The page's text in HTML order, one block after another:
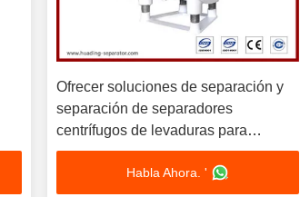
Ofrecer soluciones de separación y
separación de separadores
centrífugos de levaduras para
operaciones de acabado de residuos
alimentarios y masas con fácil
Habla Ahora. '